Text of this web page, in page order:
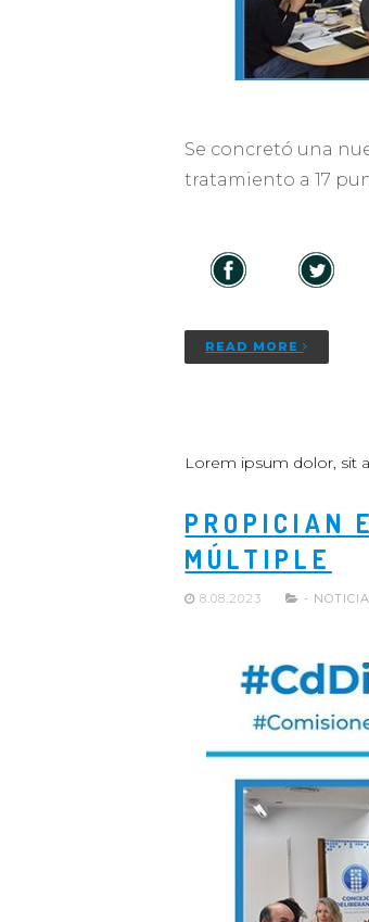
Se concretó una
tratamiento a 17
READ MORE
Lorem ipsum dolor, sit
PROPICIAN
MÚLTIPLE
8.08.2023 -